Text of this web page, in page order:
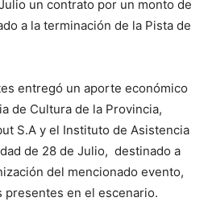
un contrato por un monto de
a la terminación de la Pista de
entregó un aporte económico
de Cultura de la Provincia,
S.A y el Instituto de Asistencia
de 28 de Julio, destinado a
del mencionado evento,
presentes en el escenario.